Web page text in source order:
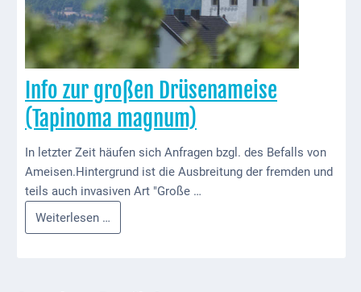
Geplante
Regionalbahn
1907
Teilung
Gemarkungen
1816
Schulbilder
Datenschutz
Info zur großen Drüsenameise
(Tapinoma magnum)
In letzter Zeit häufen sich Anfragen bzgl. des Befalls von
Ameisen.Hintergrund ist die Ausbreitung der fremden und
teils auch invasiven Art "Große …
Weiterlesen …
zur